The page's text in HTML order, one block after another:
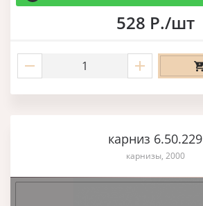
528 Р./шт
карниз 6.50.229
карнизы, 2000